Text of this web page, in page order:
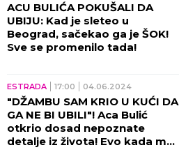
ACU BULIĆA POKUŠALI DA
UBIJU: Kad je sleteo u
Beograd, sačekao ga je ŠOK!
Sve se promenilo tada!
ESTRADA 17:00 04.06.2024
"DŽAMBU SAM KRIO U KUĆI DA
GA NE BI UBILI"! Aca Bulić
otkrio dosad nepoznate
detalje iz života! Evo kada mu